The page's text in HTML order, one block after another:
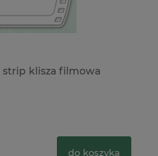
klisza filmowa
do koszyka